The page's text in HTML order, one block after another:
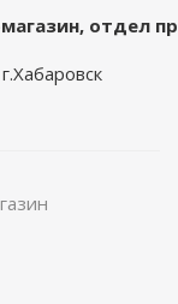
отдел
г.Хабаровск